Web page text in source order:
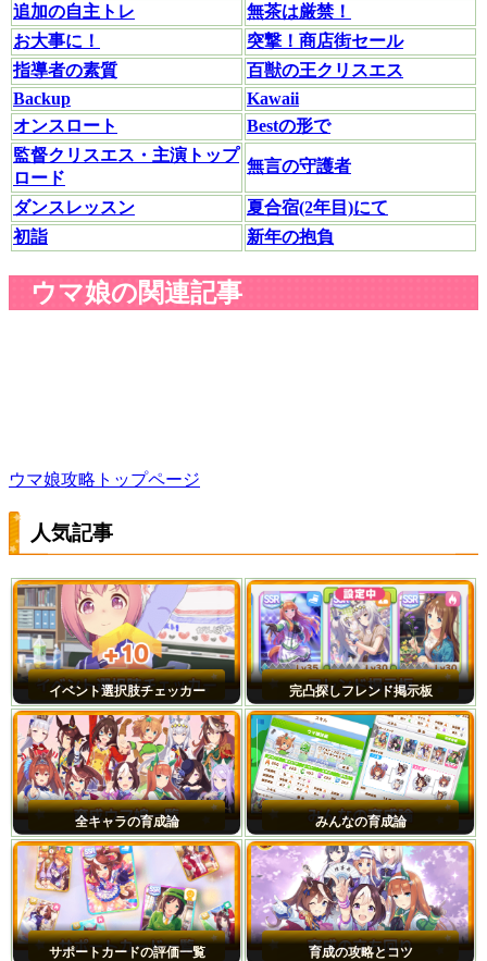
追加の自主トレ
無茶は厳禁！
お大事に！
突撃！商店街セール
指導者の素質
百獣の王クリスエス
Backup
Kawaii
オンスロート
Bestの形で
監督クリスエス・主演トップ
ロード
無言の守護者
ダンスレッスン
夏合宿(2年目)にて
初詣
新年の抱負
ウマ娘の関連記事
ウマ娘攻略トップページ
人気記事
イベント選択肢チェッカー 完凸探しフレンド掲示板
全キャラの育成論 みんなの育成論
サポートカードの評価一覧 育成の攻略とコツ